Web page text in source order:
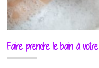
Faire prendre le bain à